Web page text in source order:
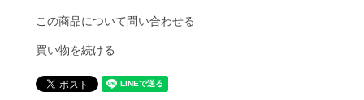
この商品について問い合わせる
買い物を続ける